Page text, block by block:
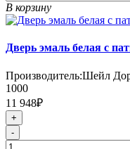
В корзину
Дверь эмаль белая с
Производитель:Шейл
1000
11 948₽
+
-